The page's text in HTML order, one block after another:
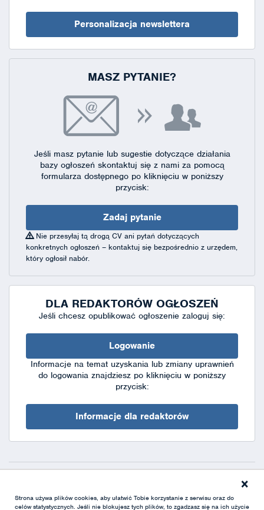
Personalizacja newslettera
MASZ PYTANIE?
Jeśli masz pytanie lub sugestie dotyczące działania
bazy ogłoszeń skontaktuj się z nami za pomocą
formularza dostępnegopo kliknięciu w poniższy
przycisk:
Zadaj pytanie
Nie przesyłaj tą drogą CV ani pytań dotyczących
konkretnych ogłoszeń – kontaktuj się bezpośrednio z urzędem,
który ogłosił nabór.
DLA REDAKTORÓW OGŁOSZEŃ
Jeśli chcesz opublikować ogłoszenie zaloguj się:
Logowanie
Informacje na temat uzyskania lub zmiany uprawnień
do logowania znajdziesz po kliknięciu w poniższy
przycisk:
Informacje dla redaktorów
XML
Strona używa plików cookies, aby ułatwić Tobie korzystanie z serwisu oraz do
celów statystycznych. Jeśli nie blokujesz tych plików, to zgadzasz się na ich użycie
×